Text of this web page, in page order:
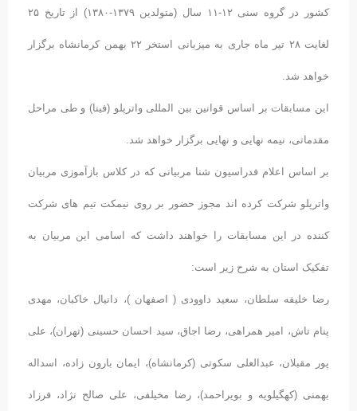
کشور در گروه سنی ١٢-١١ سال (متولدین ١٣٧٩-١٣٨۰) از تاریخ ٢۵
لغایت ٢٨ تیر ماه جاری به میزبانی استخر ٢٢ بهمن کرمانشاه برگزار
خواهد شد.
این مسابقات بر اساس قوانین بین المللی واترپلو (فینا) و طی مراحل
مقدماتی، نیمه نهایی و نهایی برگزار خواهد شد.
بر اساس اعلام فدراسیون شنا مربیانی که در کلاس بازآموزی مربیان
واترپلو شرکت کرده اند مجوز حضور بر روی نیمکت تیم های شرکت
کننده در این مسابقات را خواهند داشت که اسامی این مربیان به
تفکیک استان به شرح زیر است:
رضا خلیفه سلطان، سعید داوودی ( اصفهان )، دانیال خاکبان، مهدی
پنام تاش، امیر همراهی، رضا اجاق، سید احسان حسینی (تهران)، علی
پور مقبلان، عبدالعلی سکوتی (کرمانشاه)، ایمان بارون زاده، اسداله
بهمنی (کهگیلویه و بویراحمد)، رضا مخیلفی، علی صالح نژاد، فرزاد